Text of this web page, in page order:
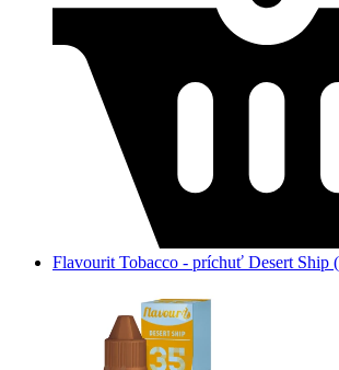
Flavourit Tobacco - príchuť Desert Ship